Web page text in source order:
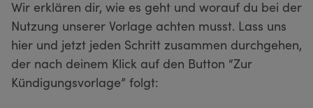
Wir erklären dir, wie es geht und worauf du bei der
Nutzung unserer Vorlage achten musst. Lass uns
hier und jetzt jeden Schritt zusammen durchgehen,
der nach deinem Klick auf den Button “Zur
Kündigungsvorlage” folgt: